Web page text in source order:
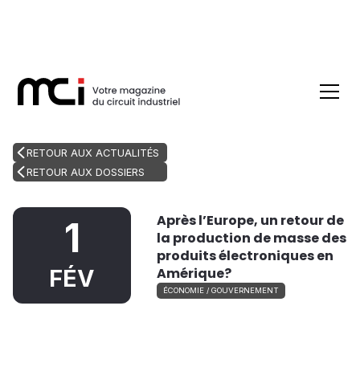
RETOUR AUX ACTUALITÉS
RETOUR AUX DOSSIERS
1
FÉV
Après l’Europe, un retour de
la production de masse des
produits électroniques en
Amérique?
ÉCONOMIE / GOUVERNEMENT